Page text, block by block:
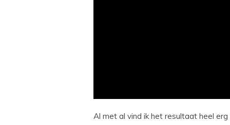
Al met al vind ik het resultaat heel